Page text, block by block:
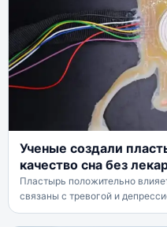
Ученые создали
качество сна без
Пластырь положительно
связаны с тревогой и